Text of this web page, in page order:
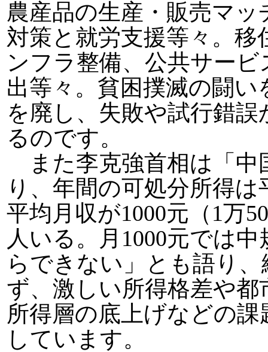
農産品の生産・販売マ
対策と就労支援等々。
ンフラ整備、公共サー
出等々。貧困撲滅の闘
を廃し、失敗や試行錯
るのです。
また李克強首相は「中
り、年間の可処分所得
平均月収が1000元（1万
人いる。月1000元では
らできない」とも語り
ず、激しい所得格差や
所得層の底上げなどの
しています。